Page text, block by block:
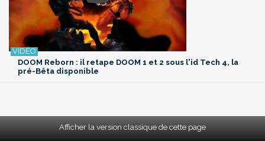
DOOM Reborn : il retape DOOM 1 et 2 sous l'id Tech 4, la
pré-Bêta disponible
Afficher la version classique de cette page